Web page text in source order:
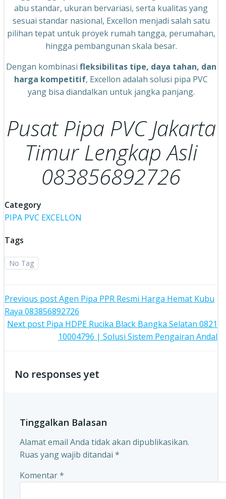
abu standar, ukuran bervariasi, serta kualitas yang
sesuai standar nasional, Excellon menjadi salah satu
pilihan tepat untuk proyek rumah tangga, perumahan,
hingga pembangunan skala besar.
Dengan kombinasi fleksibilitas tipe, daya tahan, dan
harga kompetitif, Excellon adalah solusi pipa PVC
yang bisa diandalkan untuk jangka panjang.
Pusat Pipa PVC Jakarta
Timur Lengkap Asli
083856892726
Category
PIPA PVC EXCELLON
Tags
No Tag
Post
navigation
Previous postAgen Pipa PPR Resmi Harga Hemat Kubu
Raya 083856892726
Post
Next post Pipa HDPE Rucika Black Bangka Selatan 0821
10004796 | Solusi Sistem Pengairan Andal
No responses yet
Tinggalkan Balasan
Alamat email Anda tidak akan dipublikasikan.
Ruas yang wajib ditandai *
Komentar*